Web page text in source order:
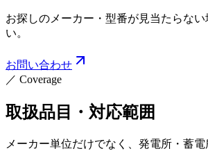
お探しのメーカー・型番が見当たらな
い。
お問い合わせ
／ Coverage
取扱品目・対応範囲
メーカー単位だけでなく、発電所・蓄